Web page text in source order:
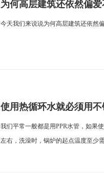
为何高层建筑还依然偏
今天我们来说说为何高层建筑还依然
使用热循环水就必须用
我们平常一般都是用PPR水管，如果
左右，洗澡时，锅炉的起点温度至少